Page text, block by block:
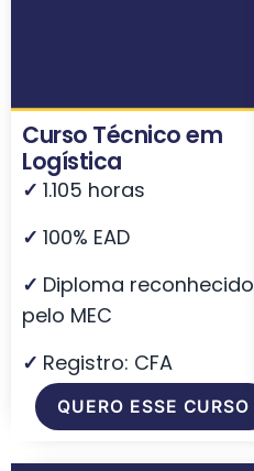
Curso Técnico em
Logística
✓ 1.105 horas
✓ 100% EAD
✓ Diploma reconhecido
pelo MEC
✓ Registro: CFA
QUERO ESSE CURSO